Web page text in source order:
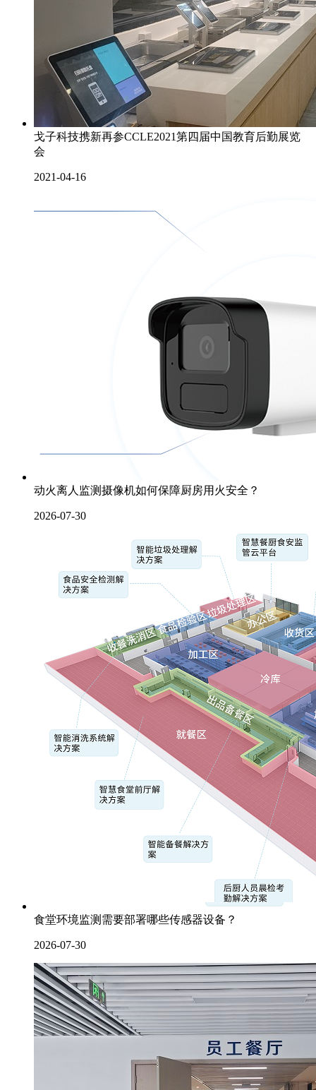
戈子科技携新再参CCLE2021第四届中国教育后勤展览
会
2021-04-16
动火离人监测摄像机如何保障厨房用火安全？
2026-07-30
食堂环境监测需要部署哪些传感器设备？
2026-07-30